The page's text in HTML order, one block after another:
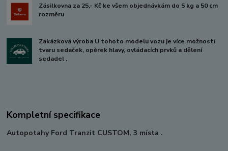
Zásilkovna za 25,- Kč ke všem objednávkám do 5 kg a 50 cm
rozměru
Zakázková výroba U tohoto modelu vozu je více možností
tvaru sedaček, opěrek hlavy, ovládacích prvků a dělení
sedadel .
Kompletní specifikace
Autopotahy Ford Tranzit CUSTOM, 3 místa .